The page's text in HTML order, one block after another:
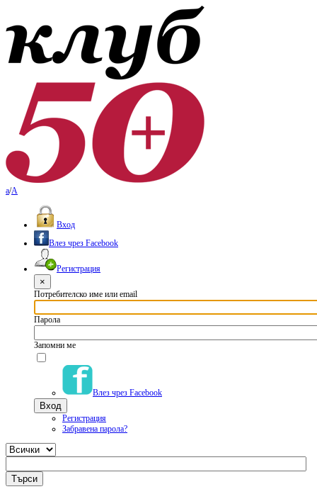
a/A
Вход
Влез чрез Facebook
Регистрация
×
Потребителско име или email
Парола
Запомни ме
Влез чрез Facebook
Регистрация
Забравена парола?